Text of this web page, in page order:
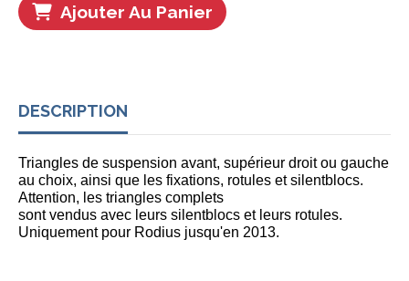
Ajouter Au Panier
DESCRIPTION
Triangles de suspension avant, supérieur droit ou gauche
au choix, ainsi que les fixations, rotules et silentblocs.
Attention, les triangles complets
sont vendus avec leurs silentblocs et leurs rotules.
Uniquement pour Rodius jusqu'en 2013.